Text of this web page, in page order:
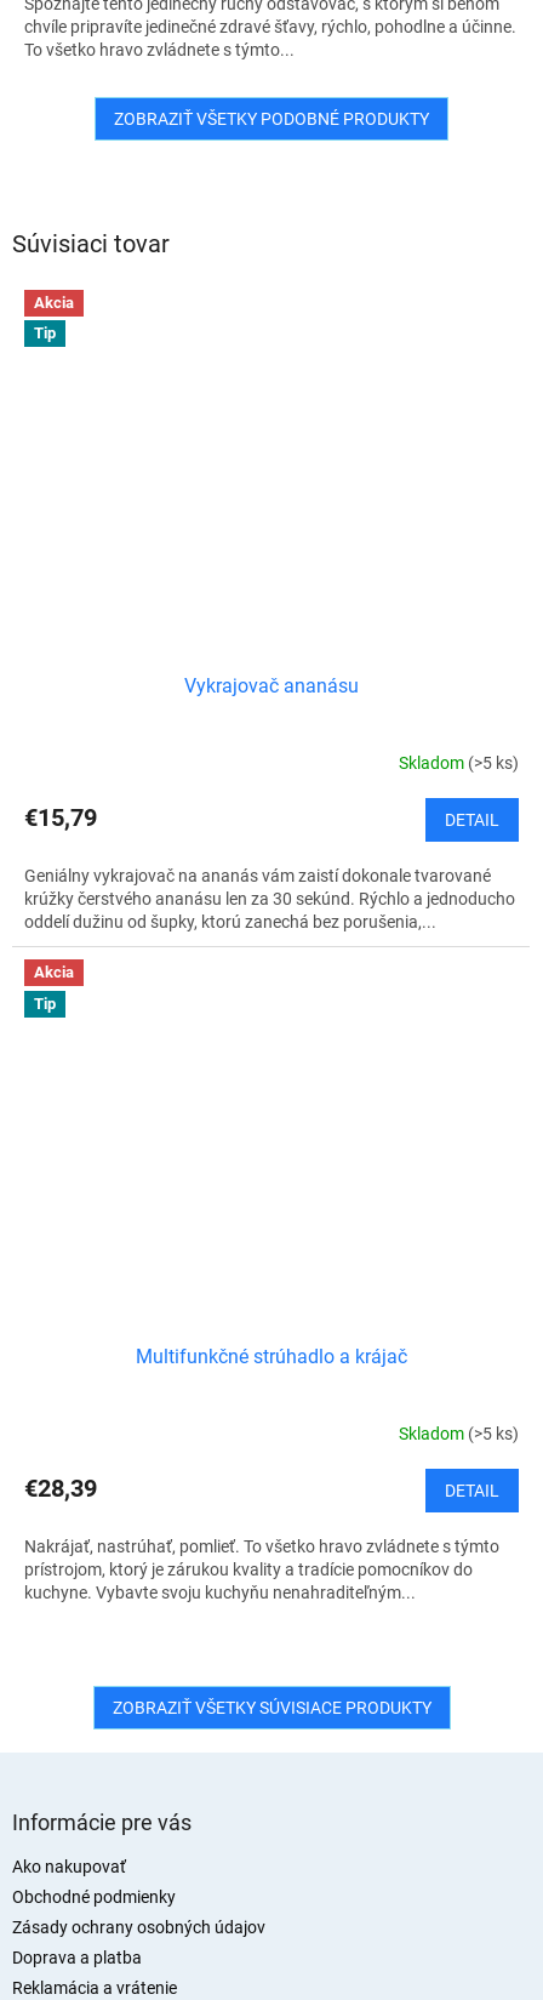
Súvisiaci tovar
Akcia
Tip
Vykrajovač ananásu
Skladom (>5 ks)
€15,79 DETAIL
Geniálny vykrajovač na ananás vám zaistí dokonale tvarované
krúžky čerstvého ananásu len za 30 sekúnd. Rýchlo a jednoducho
oddelí dužinu od šupky, ktorú zanechá bez porušenia,...
Akcia
Tip
Multifunkčné strúhadlo a krájač
Skladom (>5 ks)
€28,39 DETAIL
Nakrájať, nastrúhať, pomlieť. To všetko hravo zvládnete s týmto
prístrojom, ktorý je zárukou kvality a tradície pomocníkov do
kuchyne. Vybavte svoju kuchyňu nenahraditeľným...
ZOBRAZIŤ VŠETKY SÚVISIACE PRODUKTY
Spoznajte tento jedinečný ručný odšťavovač, s ktorým si behom
chvíle pripravíte jedinečné zdravé šťavy, rýchlo, pohodlne a účinne.
To všetko hravo zvládnete s týmto...
ZOBRAZIŤ VŠETKY PODOBNÉ PRODUKTY
Informácie pre vás
Ako nakupovať
Obchodné podmienky
Zásady ochrany osobných údajov
Doprava a platba
Reklamácia a vrátenie